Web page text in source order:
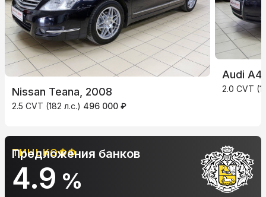
Nissan Teana, 2008
2.5 CVT (182 л.с.) 496 000 ₽
Audi
2.0 CVT
АЛЬФА-БАНК
10.9
Предложения банков